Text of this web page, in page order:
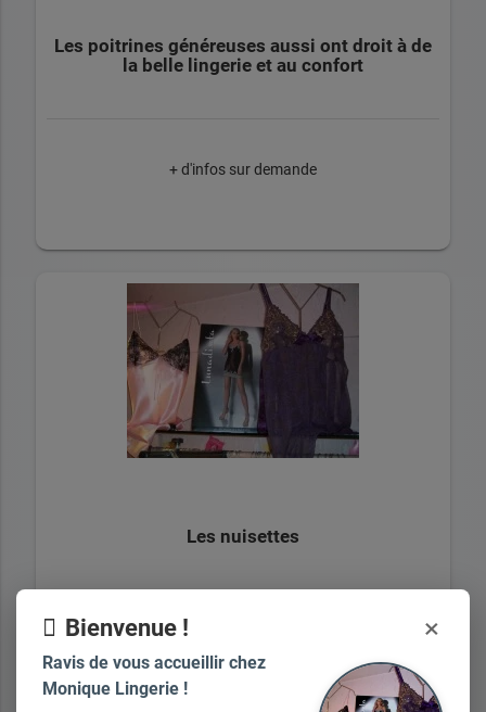
Les poitrines généreuses aussi ont droit à de
la belle lingerie et au confort
+ d'infos sur demande
Les nuisettes
Bienvenue ! ×
Ravis de vous accueillir chez
Monique Lingerie !